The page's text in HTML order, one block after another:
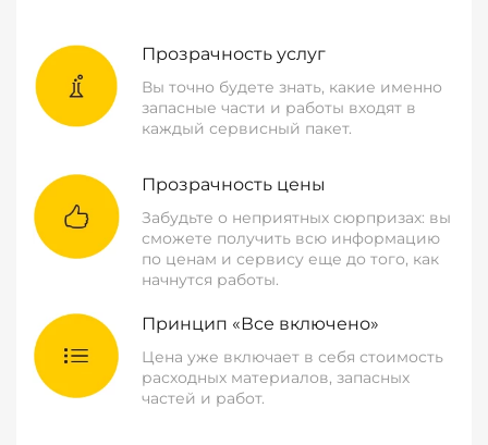
Прозрачность услуг
Вы точно будете знать, какие именно
запасные части и работы входят в
каждый сервисный пакет.
Прозрачность цены
Забудьте о неприятных сюрпризах: вы
сможете получить всю информацию
по ценам и сервису еще до того, как
начнутся работы.
Принцип «Все включено»
Цена уже включает в себя стоимость
расходных материалов, запасных
частей и работ.